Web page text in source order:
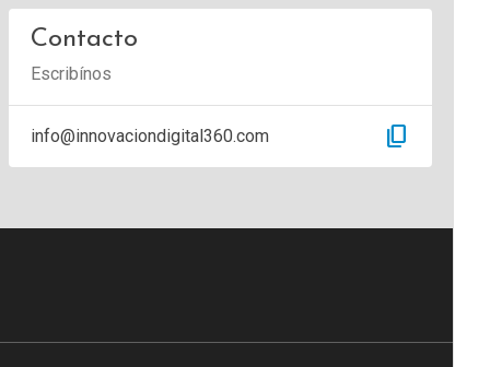
Contacto
Escribínos
info@innovaciondigital360.com content_copy